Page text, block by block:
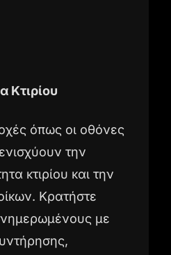
Κτιρίου
όπως οι οθόνες
την
κτιρίου και την
Κρατήστε
με